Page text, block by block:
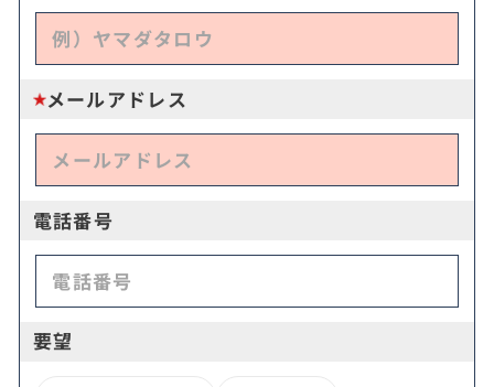
メールアドレス
電話番号
要望